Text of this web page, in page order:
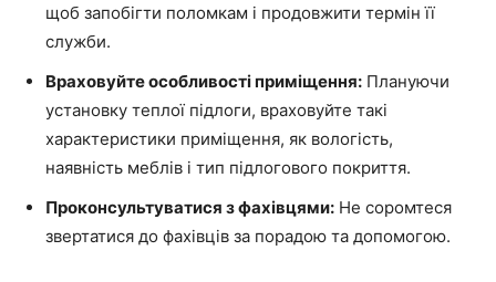
щоб запобігти поломкам і продовжити термін її
служби.
Враховуйте особливості приміщення: Плануючи
установку теплої підлоги, враховуйте такі
характеристики приміщення, як вологість,
наявність меблів і тип підлогового покриття.
Проконсультуватися з фахівцями: Не соромтеся
звертатися до фахівців за порадою та допомогою.